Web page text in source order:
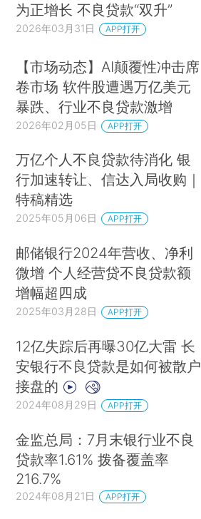
为正增长 不良贷款“双升”
2026年03月31日 APP打开
【市场动态】AI颠覆性冲击席
卷市场 软件股遭遇万亿美元
暴跌、行业不良贷款激增
2026年02月05日 APP打开
万亿个人不良贷款待消化 银
行加速转让、信达入局收购｜
特稿精选
2025年05月06日 APP打开
邮储银行2024年营收、净利
微增 个人经营贷不良贷款额
增幅超四成
2025年03月28日 APP打开
12亿失踪后再曝30亿大雷 长
安银行不良贷款是如何被散户
接盘的
2024年08月29日 APP打开
金监总局：7月末银行业不良
贷款率1.61% 拨备覆盖率
216.7%
2024年08月21日 APP打开